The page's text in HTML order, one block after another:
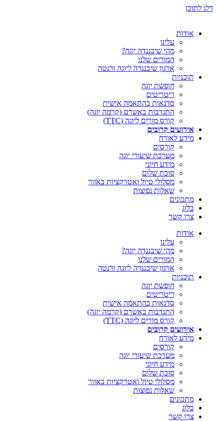
דלג לתוכן
אודות
עלינו
מהי שיבננדה יוגה?
המורים שלנו
ארגון שיבננדה ליוגה ודנטה
תוכניות
חופשת יוגה
ריטריטים
סדנאות בהתאמה אישית
התנדבות באשרם (קרמה יוגה)
קורס מורים ליוגה (TTC)
אירועים קרובים
מידע לאורח
קורסים
מערכת שיעורי יוגה
מידע חיוני
סוכת שלום
מסלולי טיול ואטרקציות באזור
שאלות נפוצות
מתכונים
בלוג
צרו קשר
אודות
עלינו
מהי שיבננדה יוגה?
המורים שלנו
ארגון שיבננדה ליוגה ודנטה
תוכניות
חופשת יוגה
ריטריטים
סדנאות בהתאמה אישית
התנדבות באשרם (קרמה יוגה)
קורס מורים ליוגה (TTC)
אירועים קרובים
מידע לאורח
קורסים
מערכת שיעורי יוגה
מידע חיוני
סוכת שלום
מסלולי טיול ואטרקציות באזור
שאלות נפוצות
מתכונים
בלוג
צרו קשר